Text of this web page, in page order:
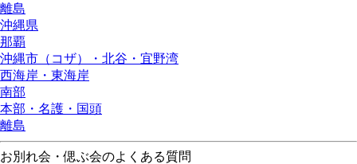
離島
沖縄県
那覇
沖縄市（コザ）・北谷・宜野湾
西海岸・東海岸
南部
本部・名護・国頭
離島
お別れ会・偲ぶ会のよくある質問